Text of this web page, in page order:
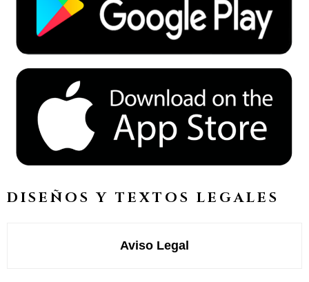
DISEÑOS Y TEXTOS LEGALES
Aviso Legal